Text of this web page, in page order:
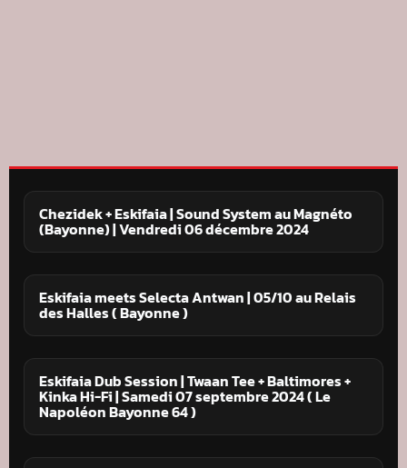
Chezidek + Eskifaia | Sound System au Magnéto
(Bayonne) | Vendredi 06 décembre 2024
Eskifaia meets Selecta Antwan | 05/10 au Relais
des Halles ( Bayonne )
Eskifaia Dub Session | Twaan Tee + Baltimores +
Kinka Hi-Fi | Samedi 07 septembre 2024 ( Le
Napoléon Bayonne 64 )